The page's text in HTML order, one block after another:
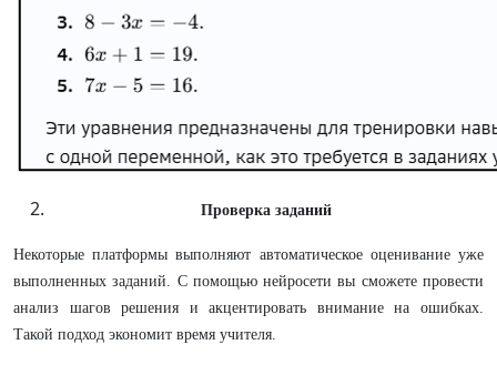
Проверка заданий
Некоторые платформы выполняют автоматическое оценивание уже
выполненных заданий. С помощью нейросети вы сможете провести
анализ шагов решения и акцентировать внимание на ошибках.
Такой подход экономит время учителя.